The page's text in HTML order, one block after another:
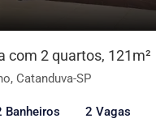
com 2 quartos, 121m²
Catanduva-SP
Banheiros 2 Vagas